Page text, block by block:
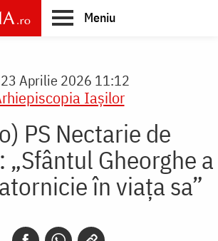
Meniu
23 Aprilie 2026 11:12
Iaşilor
PS Nectarie de
„Sfântul Gheorghe a
în viața sa”